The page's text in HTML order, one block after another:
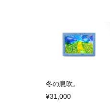
冬の息吹。
¥31,000